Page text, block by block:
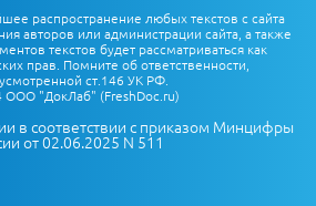
распространение любых текстов с сайта
авторов или администрации сайта, а также
текстов будет рассматриваться как
прав. Помните об ответственности,
ст.146 УК РФ.
ООО "ДокЛаб" (FreshDoc.ru)
в соответствии с приказом Минцифры
от 02.06.2025 N 511